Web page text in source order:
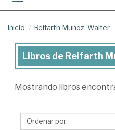
Inicio Reifarth Muñoz, Walter
Libros
Reifarth
Walter
Libros de Reifarth
Mostrando libros